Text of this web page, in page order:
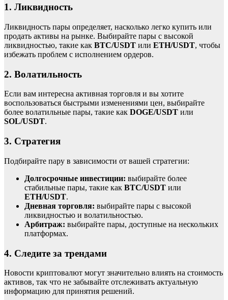
1. Ликвидность
Ликвидность пары определяет, насколько легко купить или
продать активы на рынке. Выбирайте пары с высокой
ликвидностью, такие как BTC/USDT или ETH/USDT, чтобы
избежать проблем с исполнением ордеров.
2. Волатильность
Если вам интересна активная торговля и вы хотите
воспользоваться быстрыми изменениями цен, выбирайте
более волатильные пары, такие как DOGE/USDT или
SOL/USDT.
3. Стратегия
Подбирайте пару в зависимости от вашей стратегии:
Долгосрочные инвестиции: выбирайте более
стабильные пары, такие как BTC/USDT или
ETH/USDT.
Дневная торговля: выбирайте пары с высокой
ликвидностью и волатильностью.
Арбитраж: выбирайте пары, доступные на нескольких
платформах.
4. Следите за трендами
Новости криптовалют могут значительно влиять на стоимость
активов, так что не забывайте отслеживать актуальную
информацию для принятия решений.